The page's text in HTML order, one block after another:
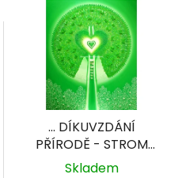
... DÍKUVZDÁNÍ
PŘÍRODĚ - STROM
ŽIVOTA II.
Skladem